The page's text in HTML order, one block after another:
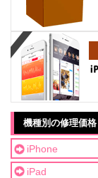
機種別の修理価格
iPhone
iPad